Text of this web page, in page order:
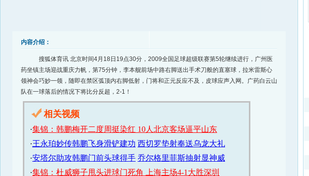
内容介绍：
搜狐体育讯 北京时间4月18日19点30分，2009全国足球超级联赛第5轮继续进行，广州医
药坐镇主场迎战重庆力帆，第75分钟，李本舰前场中路右脚送出手术刀般的直塞球，拉米雷斯心
领神会巧妙一领，随即在禁区弧顶内右脚低射，门将和正元反应不及，皮球应声入网。广药白云山
队在一球落后的情况下将比分反超，2-1！